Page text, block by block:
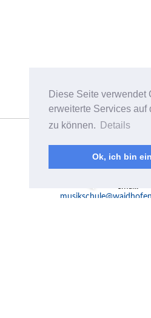
Diese Seite verwendet
erweiterte Services auf
zu können.
Details
Ok, ich bin